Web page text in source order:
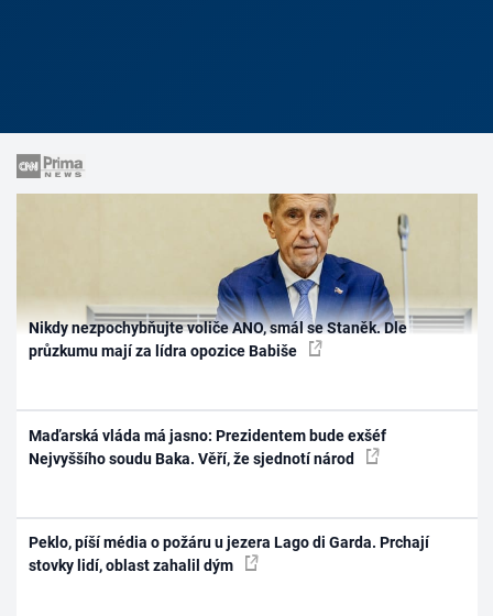
Nikdy nezpochybňujte voliče ANO, smál se Staněk. Dle
průzkumu mají za lídra opozice Babiše
Maďarská vláda má jasno: Prezidentem bude exšéf
Nejvyššího soudu Baka. Věří, že sjednotí národ
Peklo, píší média o požáru u jezera Lago di Garda. Prchají
stovky lidí, oblast zahalil dým